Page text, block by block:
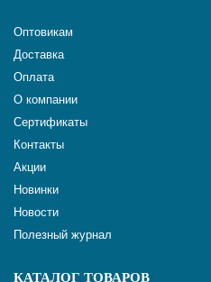
Оптовикам
Доставка
Оплата
О компании
Сертификаты
Контакты
Акции
Новинки
Новости
Полезный журнал
КАТАЛОГ ТОВАРОВ